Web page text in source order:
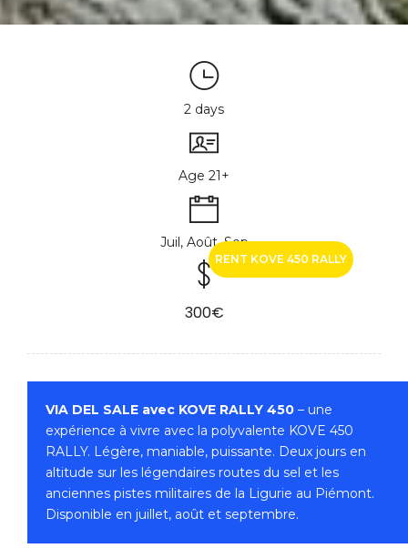
2 days
Age 21+
Juil, Août, Sep
RENT KOVE 450 RALLY
300€
VIA DEL SALE avec KOVE RALLY 450 – une
expérience à vivre avec la polyvalente KOVE 450
RALLY. Légère, maniable, puissante. Deux jours en
altitude sur les légendaires routes du sel et les
anciennes pistes militaires de la Ligurie au Piémont.
Disponible en juillet, août et septembre.